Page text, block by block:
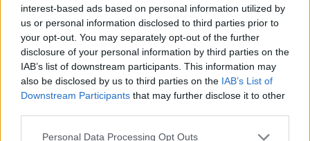
interest-based ads based on personal information utilized by
us or personal information disclosed to third parties prior to
your opt-out. You may separately opt-out of the further
disclosure of your personal information by third parties on the
IAB’s list of downstream participants. This information may
also be disclosed by us to third parties on the IAB’s List of
Downstream Participants that may further disclose it to other
Personal Data Processing Opt Outs
Pynt:
melisdryss
Fremgangsmåte
Kok opp melk, smør og melis. Avkjøl blandingen til den